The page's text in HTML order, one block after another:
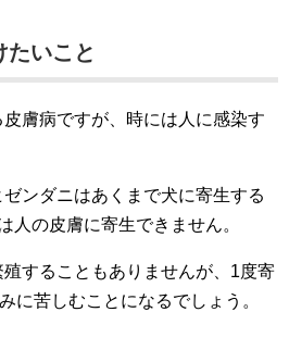
たいこと
膚病ですが、時には人に感染す
ンダニはあくまで犬に寄生する
人の皮膚に寄生できません。
することもありませんが、1度寄
に苦しむことになるでしょう。